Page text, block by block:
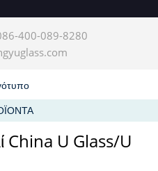
400-089-8280
China U Glass/U